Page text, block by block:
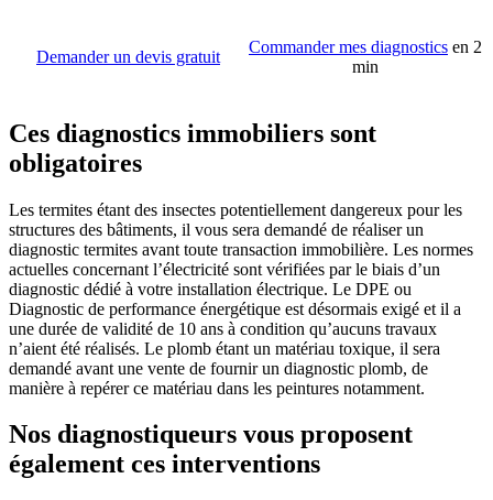
Demander un devis gratuit
Commander mes diagnostics en 2
min
Ces diagnostics immobiliers sont
obligatoires
Les termites étant des insectes potentiellement dangereux pour les
structures des bâtiments, il vous sera demandé de réaliser un
diagnostic termites avant toute transaction immobilière. Les normes
actuelles concernant l’électricité sont vérifiées par le biais d’un
diagnostic dédié à votre installation électrique. Le DPE ou
Diagnostic de performance énergétique est désormais exigé et il a
une durée de validité de 10 ans à condition qu’aucuns travaux
n’aient été réalisés. Le plomb étant un matériau toxique, il sera
demandé avant une vente de fournir un diagnostic plomb, de
manière à repérer ce matériau dans les peintures notamment.
Nos diagnostiqueurs vous proposent
également ces interventions